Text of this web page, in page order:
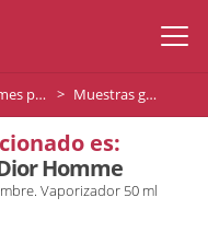
hombre Muestras gratis de DIOR HOMME
es:
Homme
Vaporizador 50 ml